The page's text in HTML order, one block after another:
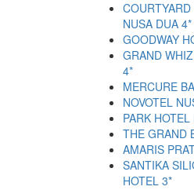
NUSA DUA 4*
GOODWAY
GRAND
4*
MERCURE
NOVOTEL
PARK
THE GRAND
AMARIS
SANTIKA
HOTEL 3*